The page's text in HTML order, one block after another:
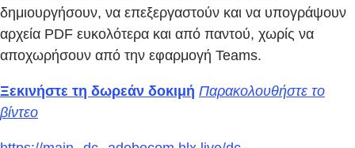
δημιουργήσουν, να επεξεργαστούν και να υπογράψουν
αρχεία PDF ευκολότερα και από παντού, χωρίς να
αποχωρήσουν από την εφαρμογή Teams.
Ξεκινήστε τη δωρεάν δοκιμή Παρακολουθήστε το
βίντεο